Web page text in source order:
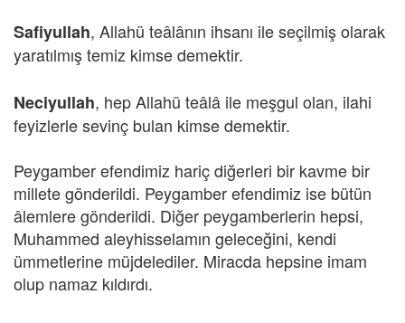
Safiyullah, Allahü teâlânın ihsanı ile seçilmiş olarak
yaratılmış temiz kimse demektir.
Neciyullah, hep Allahü teâlâ ile meşgul olan, ilahi
feyizlerle sevinç bulan kimse demektir.
Peygamber efendimiz hariç diğerleri bir kavme bir
millete gönderildi. Peygamber efendimiz ise bütün
âlemlere gönderildi. Diğer peygamberlerin hepsi,
Muhammed aleyhisselamın geleceğini, kendi
ümmetlerine müjdelediler. Miracda hepsine imam
olup namaz kıldırdı.